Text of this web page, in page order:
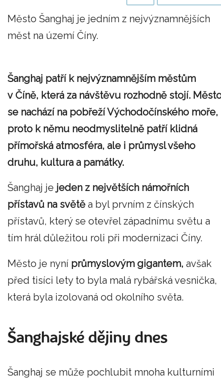
Město Šanghaj je jedním z nejvýznamnějších
měst na území Číny.
Šanghaj patří k nejvýznamnějším městům
v Číně, která za návštěvu rozhodně stojí.
se nachází na pobřeží Východočínského moře,
proto k němu neodmyslitelně patří klidná
přímořská atmosféra, ale i průmysl všeho
druhu, kultura a památky.
Šanghaj je jeden z největších námořních
přístavů na světě a byl prvním z čínských
přístavů, který se otevřel západnímu světu a
tím hrál důležitou roli při modernizaci Číny.
Město je nyní průmyslovým gigantem, avšak
před tisíci lety to byla malá rybářská vesnička,
která byla izolovaná od okolního světa.
Šanghajské dějiny dnes
Šanghaj se může pochlubit mnoha kulturními